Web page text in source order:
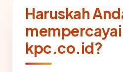
Haruskah
mempercayai
kpc.co.id?